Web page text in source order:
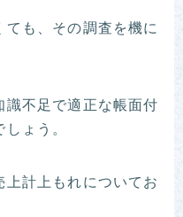
も、その調査を機に
不足で適正な帳面付
ょう。
計上もれについてお